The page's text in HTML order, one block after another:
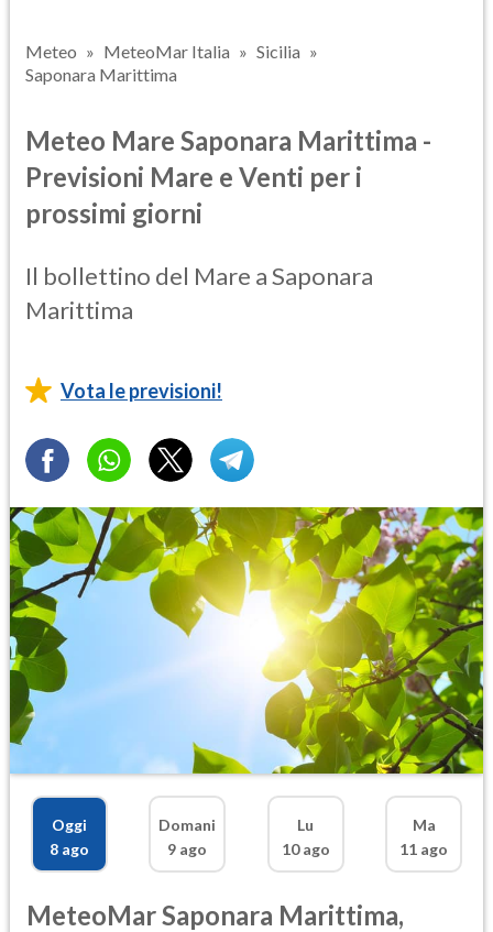
Meteo MeteoMar Italia
Sicilia
Saponara Marittima
Meteo Mare Saponara Marittima -
Previsioni Mare e Venti per i
prossimi giorni
Il bollettino del Mare a Saponara
Marittima
Vota le previsioni!
Oggi
8 ago
Domani
9 ago
Lu
10 ago
Ma
11 ago
MeteoMarSaponara Marittima,